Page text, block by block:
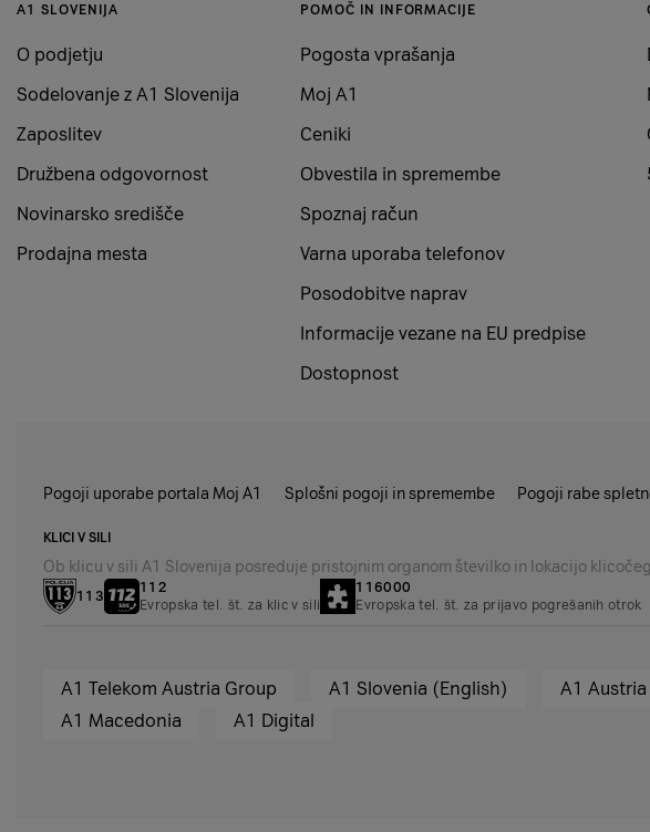
A1 SLOVENIJA
O podjetju
Sodelovanje z A1 Slovenija
Zaposlitev
Družbena odgovornost
Novinarsko središče
Prodajna mesta
POMOČ IN INFORMACIJE
Pogosta vprašanja
Moj A1
Ceniki
Obvestila in spremembe
Spoznaj račun
Varna uporaba telefonov
Posodobitve naprav
Informacije vezane na EU predpise
Dostopnost
Pogoji uporabe portala Moj A1 Splošni pogoji in spremembe Pogoji rabe
KLICI V SILI
Ob klicu v sili A1 Slovenija posreduje pristojnim organom številko in lokacijo
113
112
Evropska tel. št. za klic v sili
116000
Evropska tel. št. za prijavo pogrešanih otrok
A1 Telekom Austria Group A1 Slovenia (English) A1 Austria
A1 Macedonia
A1 Digital